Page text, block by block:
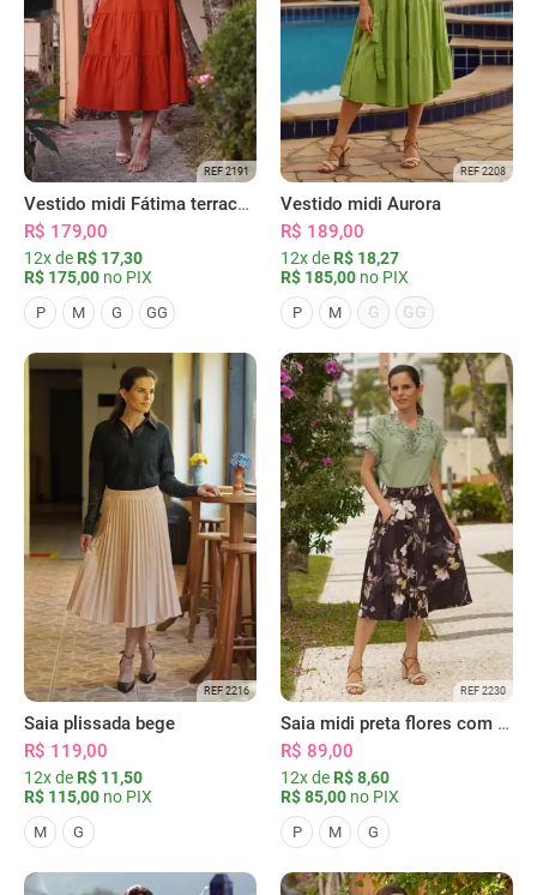
REF 2191
Vestido midi Fátima terracota
R$ 179,00
12x de R$ 17,30
R$ 175,00 no PIX
P M G GG
REF 2208
Vestido midi Aurora
R$ 189,00
12x de R$ 18,27
R$ 185,00 no PIX
P M G GG
REF 2216
Saia plissada bege
R$ 119,00
12x de R$ 11,50
R$ 115,00 no PIX
M G
REF 2230
Saia midi preta flores com bolsos
R$ 89,00
12x de R$ 8,60
R$ 85,00 no PIX
P M G